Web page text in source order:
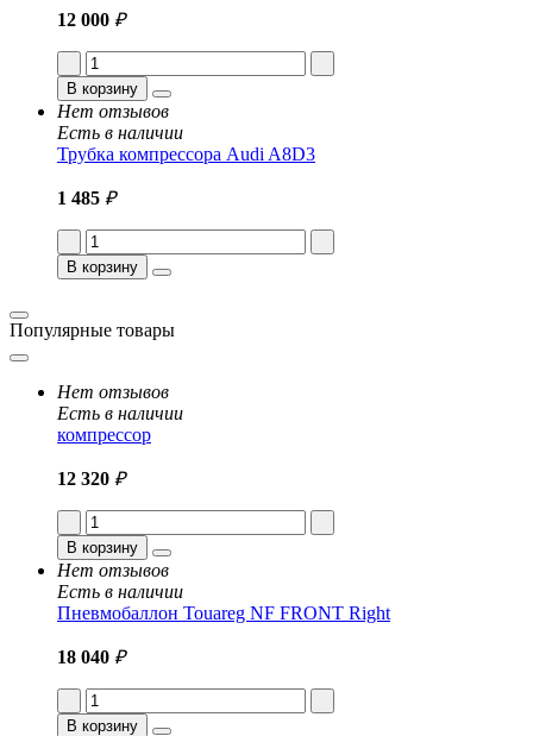
12 000 ₽
В корзину
Нет отзывов
Есть в наличии
Трубка компрессора Audi A8D3
1 485 ₽
В корзину
Популярные товары
Нет отзывов
Есть в наличии
компрессор
12 320 ₽
В корзину
Нет отзывов
Есть в наличии
Пневмобаллон Touareg NF FRONT Right
18 040 ₽
В корзину